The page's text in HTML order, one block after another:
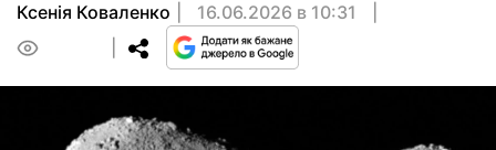
Ксенія Коваленко
16.06.2026 в 10:31